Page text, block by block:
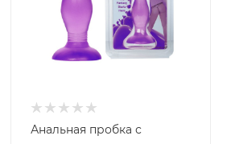
Анальная пробка с